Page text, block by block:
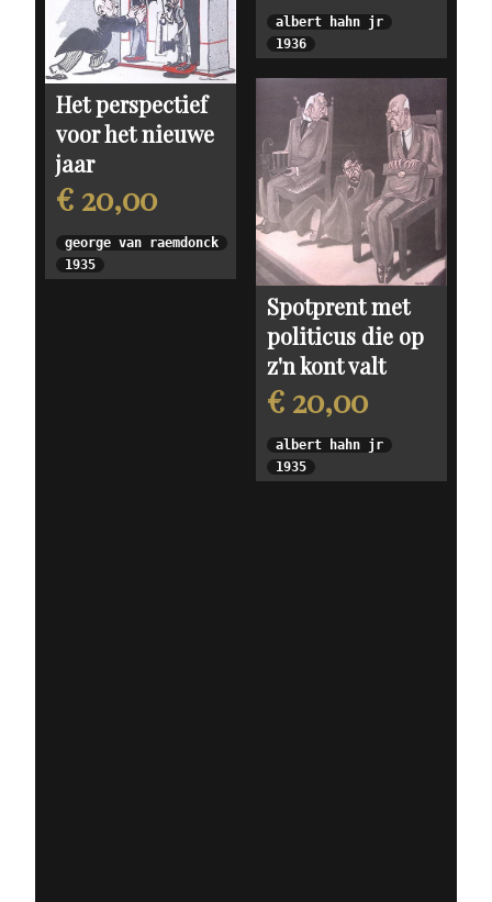
albert hahn jr
1936
Het perspectief
voor het nieuwe
jaar
€ 20,00
george van raemdonck
1935
Spotprent met
politicus die op
z'n kont valt
€ 20,00
albert hahn jr
1935